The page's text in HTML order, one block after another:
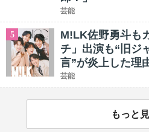
芸能
5
M!LK佐野勇斗も
チ」出演も“旧ジ
言”が炎上した理
芸能
もっと